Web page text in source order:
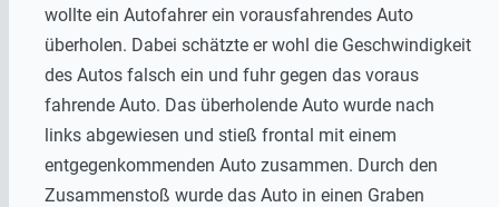
wollte ein Autofahrer ein vorausfahrendes Auto
überholen. Dabei schätzte er wohl die Geschwindigkeit
des Autos falsch ein und fuhr gegen das voraus
fahrende Auto. Das überholende Auto wurde nach
links abgewiesen und stieß frontal mit einem
entgegenkommenden Auto zusammen. Durch den
Zusammenstoß wurde das Auto in einen Graben